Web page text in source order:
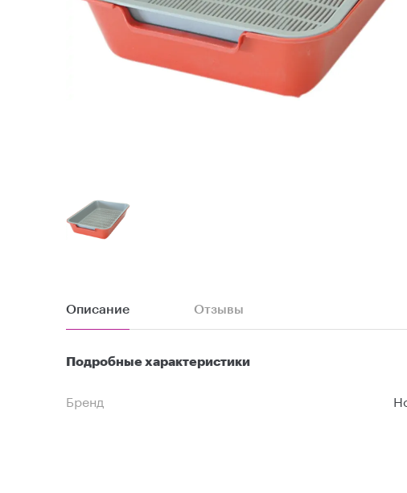
Описание Отзывы
Подробные характеристики
Бренд